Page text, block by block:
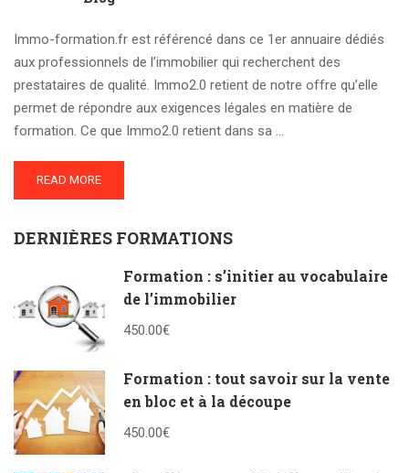
Immo-formation.fr est référencé dans ce 1er annuaire dédiés
aux professionnels de l’immobilier qui recherchent des
prestataires de qualité. Immo2.0 retient de notre offre qu’elle
permet de répondre aux exigences légales en matière de
formation. Ce que Immo2.0 retient dans sa …
READ MORE
DERNIÈRES FORMATIONS
Formation : s’initier au vocabulaire
de l’immobilier
450.00€
Formation : tout savoir sur la vente
en bloc et à la découpe
450.00€